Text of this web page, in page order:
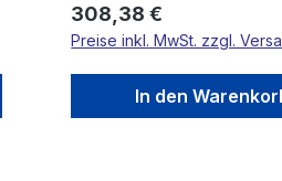
Regulärer Preis:
308,38 €
Preise inkl. MwSt. zzgl.
In den